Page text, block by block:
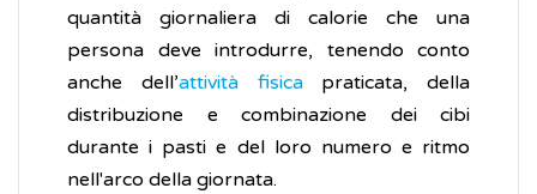
quantità giornaliera di calorie che una
persona deve introdurre, tenendo conto
anche dell’attività fisicapraticata, della
distribuzione e combinazione dei cibi
durante i pasti e del loro numero e ritmo
nell'arco della giornata.